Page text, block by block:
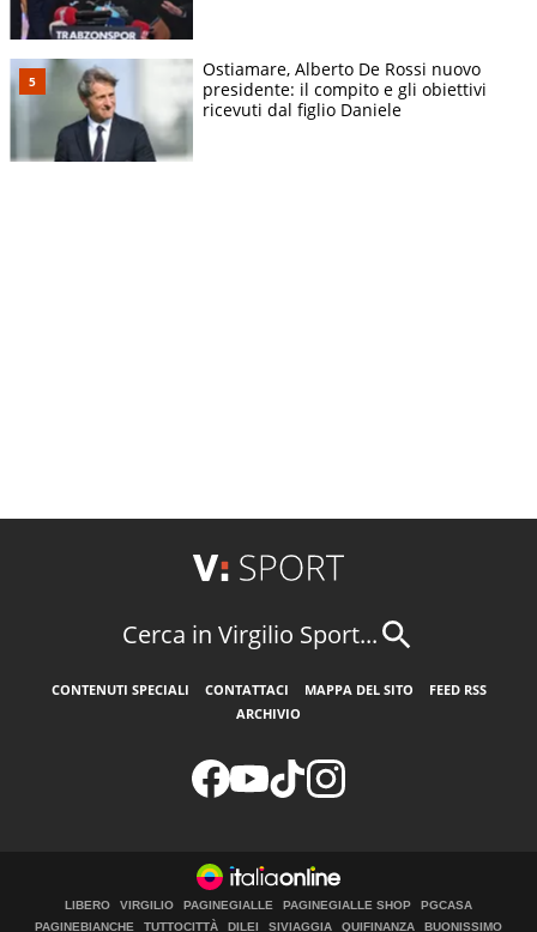
Ostiamare, Alberto De Rossi nuovo
presidente: il compito e gli obiettivi
ricevuti dal figlio Daniele
Cerca in Virgilio Sport...
CONTENUTI SPECIALI CONTATTACI MAPPA DEL SITO
FEED RSS
ARCHIVIO
LIBERO VIRGILIO PAGINEGIALLE PAGINEGIALLE SHOP
PGCASA
PAGINEBIANCHE
TUTTOCITTÀ DILEI SIVIAGGIA QUIFINANZA BUONISSIMO